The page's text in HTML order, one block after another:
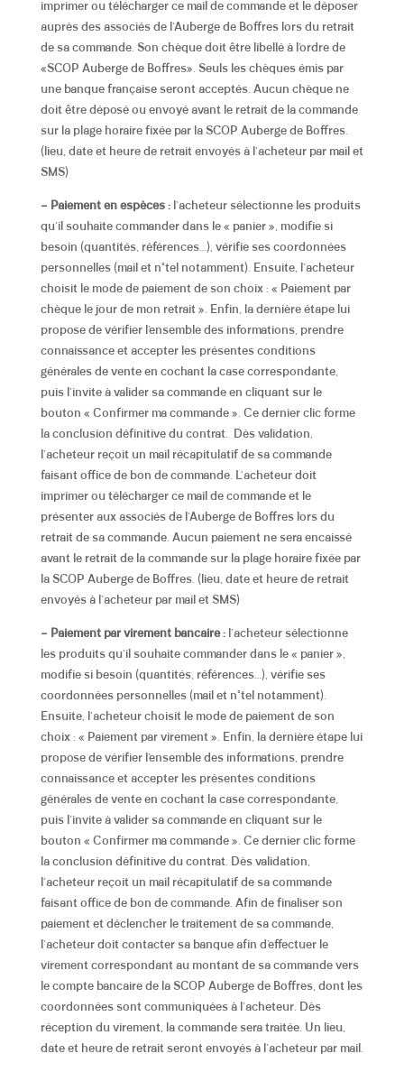
imprimer ou télécharger ce mail de commande et le déposer
auprès des associés de l’Auberge de Boffres lors du retrait
de sa commande. Son chèque doit être libellé à l’ordre de
«SCOP Auberge de Boffres». Seuls les chèques émis par
une banque française seront acceptés. Aucun chèque ne
doit être déposé ou envoyé avant le retrait de la commande
sur la plage horaire fixée par la SCOP Auberge de Boffres.
(lieu, date et heure de retrait envoyés à l’acheteur par mail et
SMS)
– Paiement en espèces :l’acheteur sélectionne les produits
qu’il souhaite commander dans le « panier », modifie si
besoin (quantités, références…), vérifie ses coordonnées
personnelles (mail et n°tel notamment). Ensuite, l’acheteur
choisit le mode de paiement de son choix : « Paiement par
chèque le jour de mon retrait ». Enfin, la dernière étape lui
propose de vérifier l’ensemble des informations, prendre
connaissance et accepter les présentes conditions
générales de vente en cochant la case correspondante,
puis l’invite à valider sa commande en cliquant sur le
bouton « Confirmer ma commande ». Ce dernier clic forme
la conclusion définitive du contrat. Dès validation,
l’acheteur reçoit un mail récapitulatif de sa commande
faisant office de bon de commande. L’acheteur doit
imprimer ou télécharger ce mail de commande et le
présenter aux associés de l’Auberge de Boffres lors du
retrait de sa commande. Aucun paiement ne sera encaissé
avant le retrait de la commande sur la plage horaire fixée par
la SCOP Auberge de Boffres. (lieu, date et heure de retrait
envoyés à l’acheteur par mail et SMS)
– Paiement par virement bancaire :l’acheteur sélectionne
les produits qu’il souhaite commander dans le « panier »,
modifie si besoin (quantités, références…), vérifie ses
coordonnées personnelles (mail et n°tel notamment).
Ensuite, l’acheteur choisit le mode de paiement de son
choix : « Paiement par virement ». Enfin, la dernière étape lui
propose de vérifier l’ensemble des informations, prendre
connaissance et accepter les présentes conditions
générales de vente en cochant la case correspondante,
puis l’invite à valider sa commande en cliquant sur le
bouton « Confirmer ma commande ». Ce dernier clic forme
la conclusion définitive du contrat. Dès validation,
l’acheteur reçoit un mail récapitulatif de sa commande
faisant office de bon de commande. Afin de finaliser son
paiement et déclencher le traitement de sa commande,
l’acheteur doit contacter sa banque afin d’effectuer le
virement correspondant au montant de sa commande vers
le compte bancaire de la SCOP Auberge de Boffres, dont les
coordonnées sont communiquées à l’acheteur. Dès
réception du virement, la commande sera traitée. Un lieu,
date et heure de retrait seront envoyés à l’acheteur par mail.